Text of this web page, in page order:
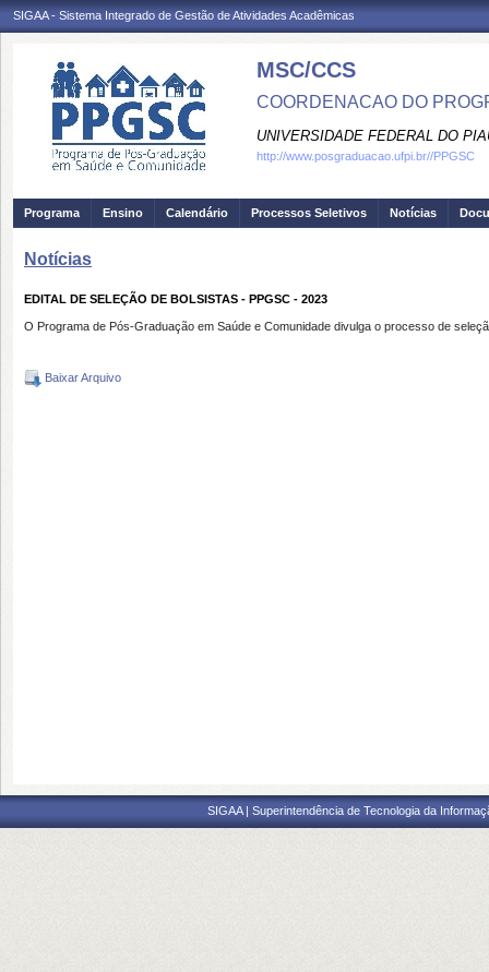
SIGAA - Sistema Integrado de Gestão de Atividades Acadêmicas
MSC/CCS
COORDENACAO DO
UNIVERSIDADE FEDERAL DO
http://www.posgraduacao.ufpi.br//PPGSC
Programa Ensino Calendário Processos Seletivos Notícias
Notícias
EDITAL DE SELEÇÃO DE BOLSISTAS - PPGSC - 2023
O Programa de Pós-Graduação em Saúde e Comunidade divulga o processo de
Baixar Arquivo
SIGAA | Superintendência de Tecnologia da